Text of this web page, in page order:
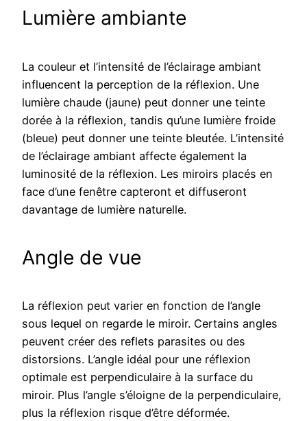
Lumière ambiante
La couleur et l’intensité de l’éclairage ambiant
influencent la perception de la réflexion. Une
lumière chaude (jaune) peut donner une teinte
dorée à la réflexion, tandis qu’une lumière froide
(bleue) peut donner une teinte bleutée. L’intensité
de l’éclairage ambiant affecte également la
luminosité de la réflexion. Les miroirs placés en
face d’une fenêtre capteront et diffuseront
davantage de lumière naturelle.
Angle de vue
La réflexion peut varier en fonction de l’angle
sous lequel on regarde le miroir. Certains angles
peuvent créer des reflets parasites ou des
distorsions. L’angle idéal pour une réflexion
optimale est perpendiculaire à la surface du
miroir. Plus l’angle s’éloigne de la perpendiculaire,
plus la réflexion risque d’être déformée.